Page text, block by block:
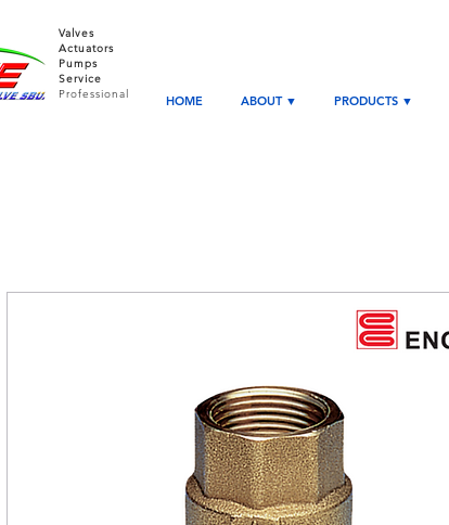
Valves
Actuators
Pumps
Service
Professional
HOME ABOUT ▼ PRODUCTS ▼